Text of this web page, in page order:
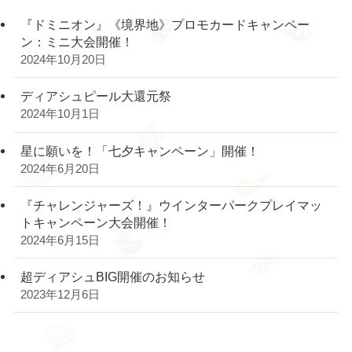
『ドミニオン』《境界地》プロモカードキャンペー
ン：ミニ大会開催！
2024年10月20日
ディアシュピール大還元祭
2024年10月1日
星に願いを！「七夕キャンペーン」開催！
2024年6月20日
『チャレンジャーズ！』ウインターパークプレイマッ
トキャンペーン大会開催！
2024年6月15日
超ディアシュBIG開催のお知らせ
2023年12月6日